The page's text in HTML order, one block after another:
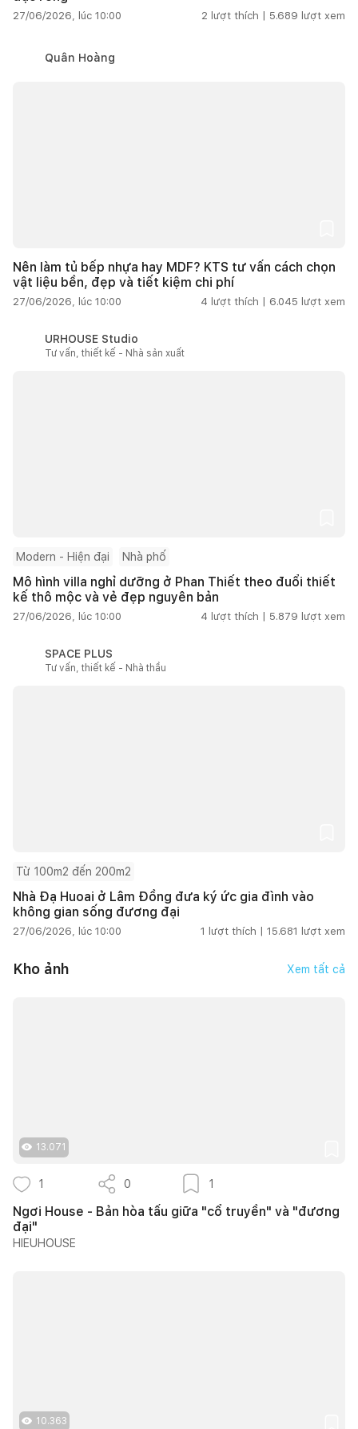
27/06/2026, lúc 10:00 2 lượt thích | 5.689 lượt xem
Quân Hoàng
Nên làm tủ bếp nhựa hay MDF? KTS tư vấn cách chọn
vật liệu bền, đẹp và tiết kiệm chi phí
27/06/2026, lúc 10:00 4 lượt thích | 6.045 lượt xem
URHOUSE Studio
Tư vấn, thiết kế - Nhà sản xuất
Modern - Hiện đại Nhà phố
Mô hình villa nghỉ dưỡng ở Phan Thiết theo đuổi thiết
kế thô mộc và vẻ đẹp nguyên bản
27/06/2026, lúc 10:00 4 lượt thích | 5.879 lượt xem
SPACE PLUS
Tư vấn, thiết kế - Nhà thầu
Từ 100m2 đến 200m2
Nhà Đạ Huoai ở Lâm Đồng đưa ký ức gia đình vào
không gian sống đương đại
27/06/2026, lúc 10:00 1 lượt thích | 15.681 lượt xem
Kho ảnh Xem tất cả
13.071
1 0 1
Ngơi House - Bản hòa tấu giữa "cổ truyền" và "đương
đại"
HIEUHOUSE
10.363